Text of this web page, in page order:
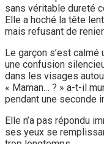
sans véritable dureté
Elle a hoché la tête
mais refusant de
Le garçon s’est
une confusion
dans les visages
« Maman… ? » a-t-il
pendant une seconde
Elle n’a pas répondu
ses yeux se